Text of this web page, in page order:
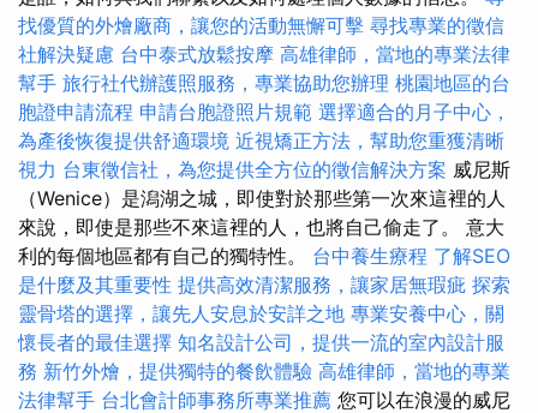
找優質的外燴廠商，讓您的活動無懈可擊 尋找專業的徵信
社解決疑慮 台中泰式放鬆按摩 高雄律師，當地的專業法律
幫手 旅行社代辦護照服務，專業協助您辦理 桃園地區的台
胞證申請流程 申請台胞證照片規範 選擇適合的月子中心，
為產後恢復提供舒適環境 近視矯正方法，幫助您重獲清晰
視力 台東徵信社，為您提供全方位的徵信解決方案 威尼斯
（Wenice）是潟湖之城，即使對於那些第一次來這裡的人
來說，即使是那些不來這裡的人，也將自己偷走了。 意大
利的每個地區都有自己的獨特性。 台中養生療程 了解SEO
是什麼及其重要性 提供高效清潔服務，讓家居無瑕疵 探索
靈骨塔的選擇，讓先人安息於安詳之地 專業安養中心，關
懷長者的最佳選擇 知名設計公司，提供一流的室內設計服
務 新竹外燴，提供獨特的餐飲體驗 高雄律師，當地的專業
法律幫手 台北會計師事務所專業推薦 您可以在浪漫的威尼